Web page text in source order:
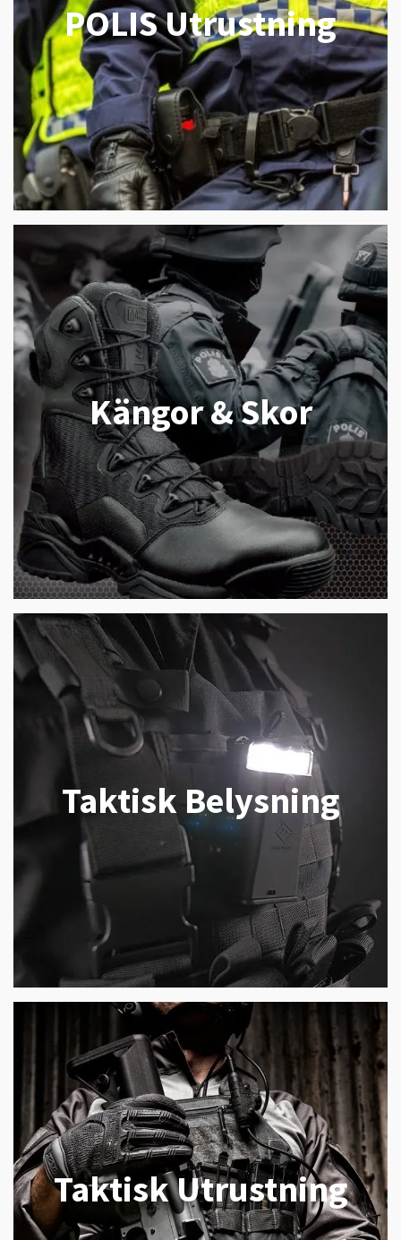
POLIS Utrustning
Kängor & Skor
Taktisk Belysning
Taktisk Utrustning